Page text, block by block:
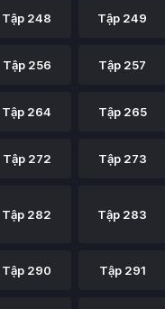
Tập 248 Tập 249
Tập 256 Tập 257
Tập 264 Tập 265
Tập 272 Tập 273
Tập 282 Tập 283
Tập 290 Tập 291